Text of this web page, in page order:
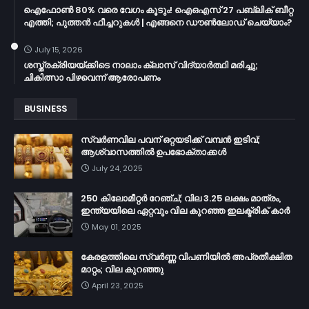
ഐഫോൺ 80% വരെ വേഗം കൂടും! ഐഒഎസ് 27 പബ്ലിക് ബീറ്റ
എത്തി; പുത്തൻ ഫീച്ചറുകൾ | എങ്ങനെ ഡൗൺലോഡ് ചെയ്യാം?
July 15, 2026
ശസ്ത്രക്രിയയ്ക്കിടെ നാലാം ക്ലാസ് വിദ്യാർത്ഥി മരിച്ചു;
ചികിത്സാ പിഴവെന്ന് ആരോപണം
BUSINESS
സ്വർണവില പവന് ഒറ്റയടിക്ക് വമ്പൻ ഇടിവ്;
ആശ്വാസത്തിൽ ഉപഭോക്താക്കൾ
July 24, 2025
250 കിലോമീറ്റർ റേഞ്ച്; വില 3.25 ലക്ഷം മാത്രം,
ഇന്ത്യയിലെ ഏറ്റവും വില കുറഞ്ഞ ഇലക്ട്രിക് കാർ
May 01, 2025
കേരളത്തിലെ സ്വർണ്ണ വിപണിയിൽ അപ്രതീക്ഷിത
മാറ്റം; വില കുറഞ്ഞു
April 23, 2025